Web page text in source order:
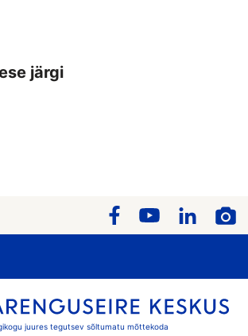
järgi
juures tegutsev sõltumatu mõttekoda